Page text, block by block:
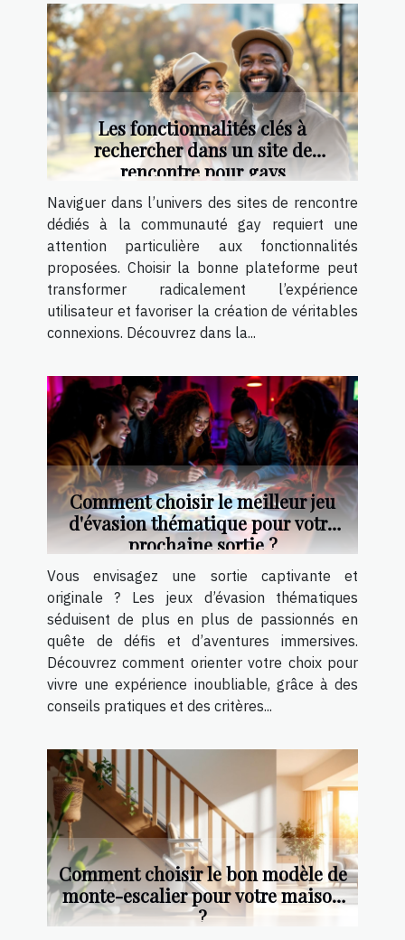
Les fonctionnalités clés à
rechercher dans un site de
rencontre pour gays
Naviguer dans l’univers des sites de rencontre
dédiés à la communauté gay requiert une
attention particulière aux fonctionnalités
proposées. Choisir la bonne plateforme peut
transformer radicalement l’expérience
utilisateur et favoriser la création de véritables
connexions. Découvrez dans la...
Comment choisir le meilleur jeu
d'évasion thématique pour votre
prochaine sortie ?
Vous envisagez une sortie captivante et
originale ? Les jeux d’évasion thématiques
séduisent de plus en plus de passionnés en
quête de défis et d’aventures immersives.
Découvrez comment orienter votre choix pour
vivre une expérience inoubliable, grâce à des
conseils pratiques et des critères...
Comment choisir le bon modèle de
monte-escalier pour votre maison
?